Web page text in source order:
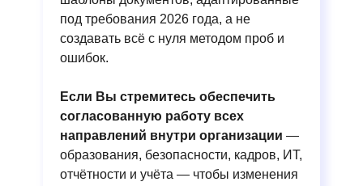
под требования 2026 года, а не
создавать всё с нуля методом проб и
ошибок.
Если Вы стремитесь обеспечить
согласованную работу всех
направлений внутри организации —
образования, безопасности, кадров, ИТ,
отчётности и учёта — чтобы изменения